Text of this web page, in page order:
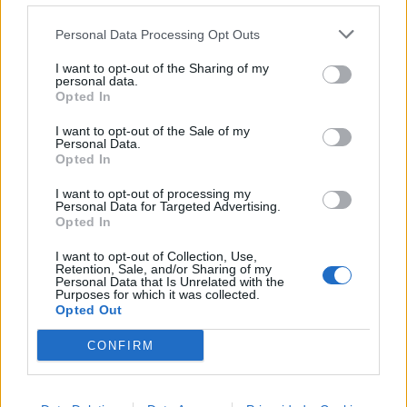
Personal Data Processing Opt Outs
I want to opt-out of the Sharing of my
personal data.
Opted In
I want to opt-out of the Sale of my
Personal Data.
Opted In
I want to opt-out of processing my
Personal Data for Targeted Advertising.
Opted In
I want to opt-out of Collection, Use,
Retention, Sale, and/or Sharing of my
Personal Data that Is Unrelated with the
Purposes for which it was collected.
Opted Out
CONFIRM
+ Espléndidos de Salvia
Añadir Letra
Ranking de Espléndidos de Salvia
Espléndidos de Salviano está entre los 500
artistas más apoyados y visitados de esta semana.
¿Apoyar a Espléndidos de Salvia?
1